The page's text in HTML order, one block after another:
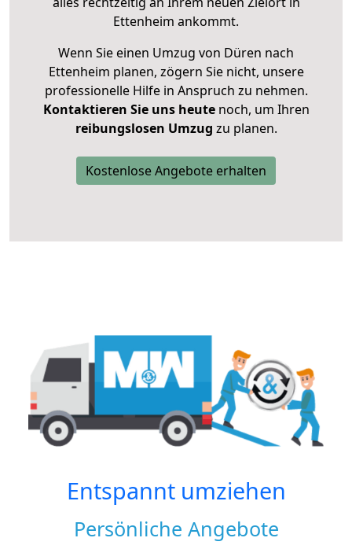
Ettenheim ankommt.
Wenn Sie einen Umzug von Düren nach
Ettenheim planen, zögern Sie nicht, unsere
professionelle Hilfe in Anspruch zu nehmen.
Kontaktieren Sie uns heutenoch, um Ihren
reibungslosen Umzug zu planen.
Kostenlose Angebote erhalten
Entspannt umziehen
Persönliche Angebote